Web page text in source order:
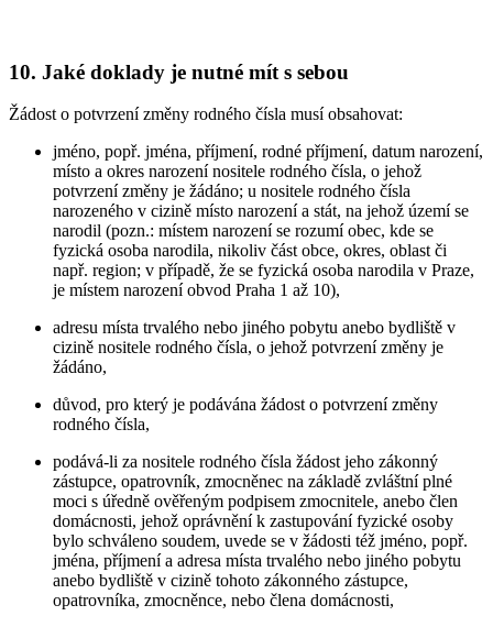
10. Jaké doklady je nutné mít s sebou
Žádost o potvrzení změny rodného čísla musí obsahovat:
jméno, popř. jména, příjmení, rodné příjmení, datum narození,
místo a okres narození nositele rodného čísla, o jehož
potvrzení změny je žádáno; u nositele rodného čísla
narozeného v cizině místo narození a stát, na jehož území se
narodil (pozn.: místem narození se rozumí obec, kde se
fyzická osoba narodila, nikoliv část obce, okres, oblast či
např. region; v případě, že se fyzická osoba narodila v Praze,
je místem narození obvod Praha 1 až 10),
adresu místa trvalého nebo jiného pobytu anebo bydliště v
cizině nositele rodného čísla, o jehož potvrzení změny je
žádáno,
důvod, pro který je podávána žádost o potvrzení změny
rodného čísla,
podává-li za nositele rodného čísla žádost jeho zákonný
zástupce, opatrovník, zmocněnec na základě zvláštní plné
moci s úředně ověřeným podpisem zmocnitele, anebo člen
domácnosti, jehož oprávnění k zastupování fyzické osoby
bylo schváleno soudem, uvede se v žádosti též jméno, popř.
jména, příjmení a adresa místa trvalého nebo jiného pobytu
anebo bydliště v cizině tohoto zákonného zástupce,
opatrovníka, zmocněnce, nebo člena domácnosti,